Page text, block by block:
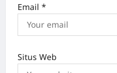
Email *
Situs Web